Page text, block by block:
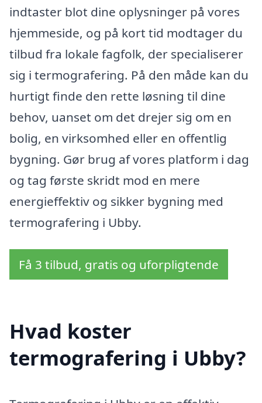
indtaster blot dine oplysninger på vores
hjemmeside, og på kort tid modtager du
tilbud fra lokale fagfolk, der specialiserer
sig i termografering. På den måde kan du
hurtigt finde den rette løsning til dine
behov, uanset om det drejer sig om en
bolig, en virksomhed eller en offentlig
bygning. Gør brug af vores platform i dag
og tag første skridt mod en mere
energieffektiv og sikker bygning med
termografering i Ubby.
Få 3 tilbud, gratis og uforpligtende
Hvad koster
termografering i Ubby?